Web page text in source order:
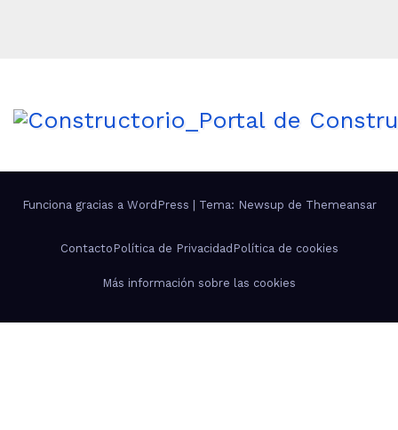
Funciona gracias a WordPress Tema: Newsup de Themeansar
Contacto Política de Privacidad Política de cookies
Más información sobre las cookies